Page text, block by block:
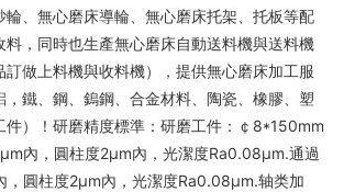
輪、無心磨床導輪、無心磨床托架、托板等配
料，同時也生產無心磨床自動送料機與送料機
訂做上料機與收料機），提供無心磨床加工服
，鐵、鋼、鎢鋼、合金材料、陶瓷、橡膠、塑
件）！研磨精度標準：研磨工件：￠8*150mm
內，圓柱度2μm內，光潔度Ra0.08μm.通過
，圓柱度2μm內，光潔度Ra0.08μm.轴类加